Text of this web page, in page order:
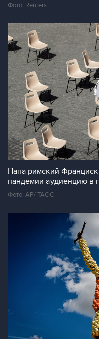
Фото: Reuters
Папа римский
пандемии аудиенцию в
Фото: AP/ TAСС